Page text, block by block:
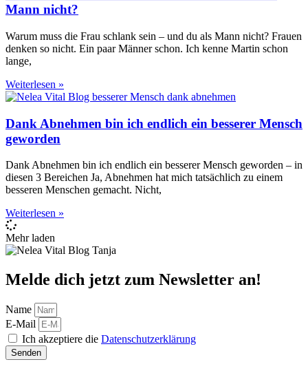
Mann nicht?
Warum muss die Frau schlank sein – und du als Mann nicht? Frauen
denken so nicht. Ein paar Männer schon. Ich kenne Martin schon
lange,
Weiterlesen »
Dank Abnehmen bin ich endlich ein besserer Mensch
geworden
Dank Abnehmen bin ich endlich ein besserer Mensch geworden – in
diesen 3 Bereichen Ja, Abnehmen hat mich tatsächlich zu einem
besseren Menschen gemacht. Nicht,
Weiterlesen »
Mehr laden
Melde dich jetzt zum Newsletter an!
Name
E-Mail
Ich akzeptiere die Datenschutzerklärung
Senden